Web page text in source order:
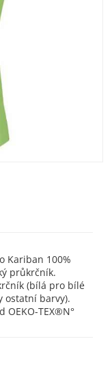
Kariban 100%
průkrčník.
(bílá pro bílé
ostatní barvy).
OEKO-TEX®N°